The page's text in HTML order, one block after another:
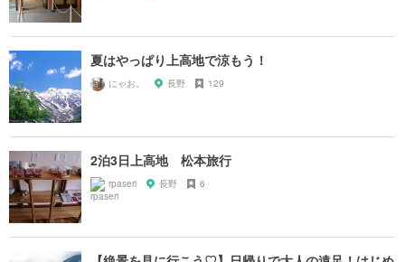
夏はやっぱり上高地で涼もう！
にゃお。 長野 129
2泊3日上高地 松本旅行
rpaseri 長野 6